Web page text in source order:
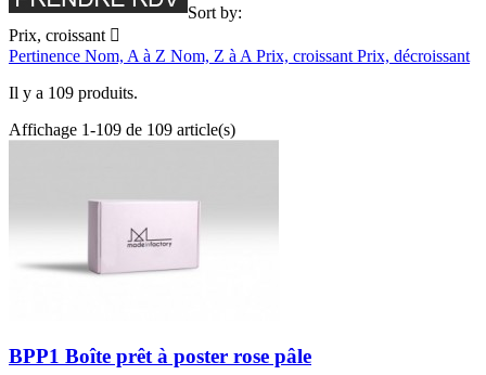
Main
section
Products
Sort by:
Prix, croissant 
Pertinence Nom, A à Z Nom, Z à A Prix, croissant Prix, décroissant
Il y a 109 produits.
Affichage 1-109 de 109 article(s)
BPP1 Boîte prêt à poster rose pâle